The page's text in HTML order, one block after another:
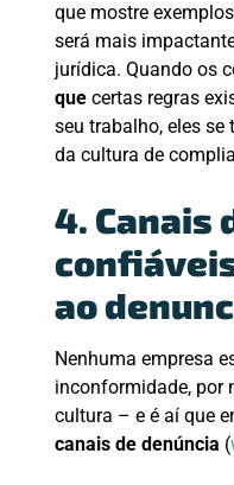
que mostre
será mais
jurídica. Quando os
quecertas regras
seu trabalho, eles
da cultura de
4. Canais
ao
Nenhuma empresa
inconformidade, por
cultura – e é aí que
canais de denúncia (